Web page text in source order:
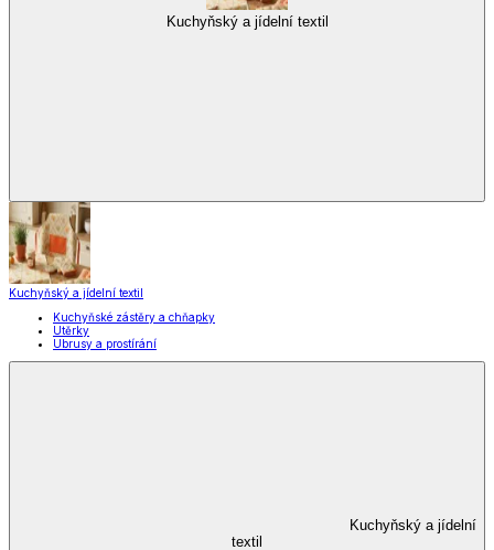
Kuchyňský a jídelní textil
Kuchyňský a jídelní textil
Kuchyňské zástěry a chňapky
Utěrky
Ubrusy a prostírání
Kuchyňský a jídelní
textil